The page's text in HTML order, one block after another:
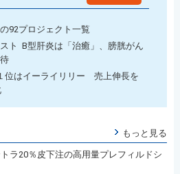
92プロジェクト一覧
ト B型肝炎は「治癒」、膀胱がん
位はイーライリリー 売上伸長を
もっと見る
ラ20％皮下注の高用量プレフィルドシ